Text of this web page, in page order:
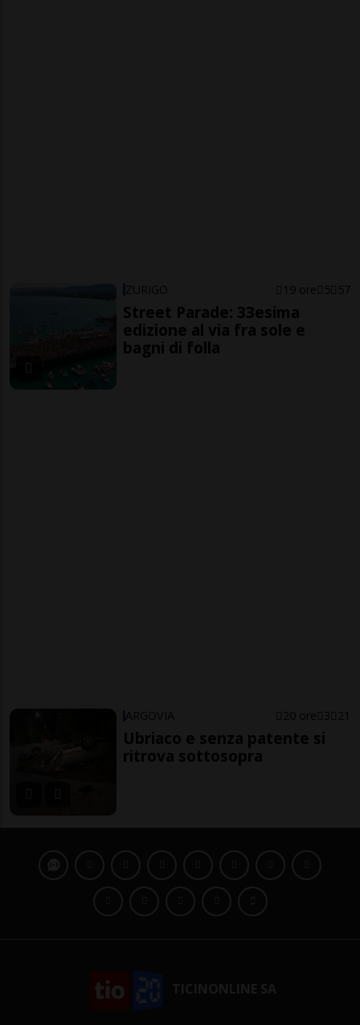
ZURIGO 19 ore 5 57
Street Parade: 33esima
edizione al via fra sole e
bagni di folla
ARGOVIA 20 ore 3 21
Ubriaco e senza patente si
ritrova sottosopra